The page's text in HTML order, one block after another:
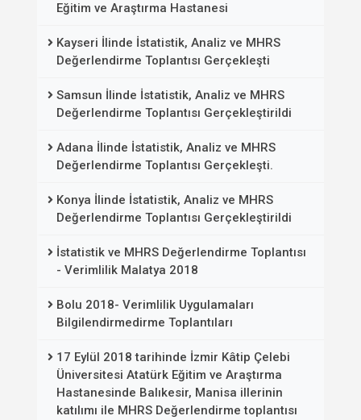
Eğitim ve Araştırma Hastanesi
Kayseri İlinde İstatistik, Analiz ve MHRS
Değerlendirme Toplantısı Gerçekleşti
Samsun İlinde İstatistik, Analiz ve MHRS
Değerlendirme Toplantısı Gerçekleştirildi
Adana İlinde İstatistik, Analiz ve MHRS
Değerlendirme Toplantısı Gerçekleşti.
Konya İlinde İstatistik, Analiz ve MHRS
Değerlendirme Toplantısı Gerçekleştirildi
İstatistik ve MHRS Değerlendirme Toplantısı
- Verimlilik Malatya 2018
Bolu 2018- Verimlilik Uygulamaları
Bilgilendirmedirme Toplantıları
17 Eylül 2018 tarihinde İzmir Kâtip Çelebi
Üniversitesi Atatürk Eğitim ve Araştırma
Hastanesinde Balıkesir, Manisa illerinin
katılımı ile MHRS Değerlendirme toplantısı